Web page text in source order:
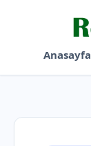
Anasayfa